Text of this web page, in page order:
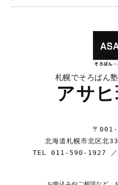
札幌でそろばん
アサ
〒
北海道札幌市北区北
TEL 011-590-1927